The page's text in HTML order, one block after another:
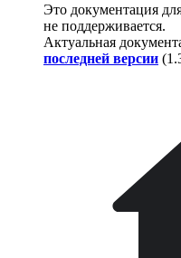
Это документация
не поддерживается.
Актуальная
последней версии (